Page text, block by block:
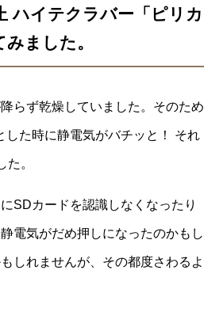
ハイテクラバー「ピリカ
ました。
らず乾燥していました。そのため
した時に静電気がバチッと！ それ
。
SDカードを認識しなくなったり
電気がだめ押しになったのかもし
しれませんが、その都度さわるよ